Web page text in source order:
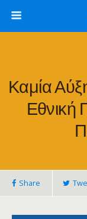
Καμία
Εθνική
Share